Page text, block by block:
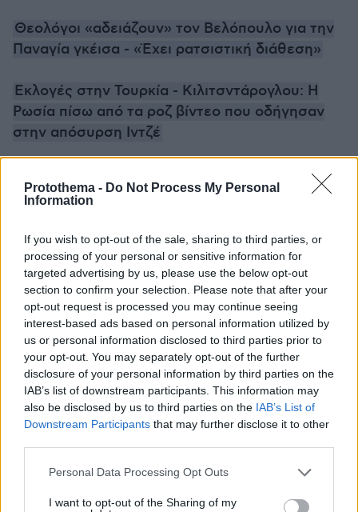
Protothema - Do Not Process My Personal
Information
If you wish to opt-out of the sale, sharing to third parties, or
processing of your personal or sensitive information for
targeted advertising by us, please use the below opt-out
section to confirm your selection. Please note that after your
opt-out request is processed you may continue seeing
interest-based ads based on personal information utilized by
us or personal information disclosed to third parties prior to
your opt-out. You may separately opt-out of the further
disclosure of your personal information by third parties on the
IAB’s list of downstream participants. This information may
also be disclosed by us to third parties on the IAB’s List of
Downstream Participants that may further disclose it to other
Please note that this website/app uses one or more Google
not limited to your visit or usage behaviour. You may click to
Personal Data Processing Opt Outs
I want to opt-out of the Sharing of my
Θεολόγοι «αδειάζουν» τον Βελόπουλο για την
Παναγία γκέισα - «Έχει ρατσιστική διάθεση»
Εκλογές στην Τουρκία - Κιλιτσντάρογλου: Η
Ρωσία πίσω από τα ροζ βίντεο που οδήγησαν
στην απόσυρση Ιντζέ
γονείς του αδικοχαμένου βρέφους - Δύο φορές
Thema Insights
Ακολουθήστε τοprotothema.gr στο Google News
και μάθετε πρώτοι όλες τις ειδήσεις
Δείτε όλες τις τελευταίεςΕιδήσειςαπό την Ελλάδα
και τον Κόσμο, τη στιγμή που συμβαίνουν, στο
Protothema.gr